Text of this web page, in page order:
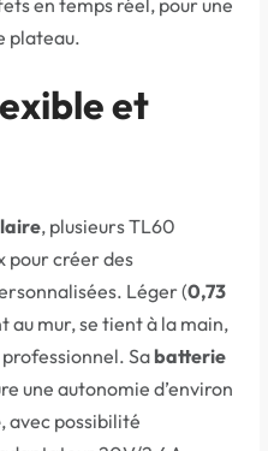
en temps réel, pour une
plateau.
et
, plusieurs TL60
pour créer des
Léger (0,73
au mur, se tient à la main,
professionnel. Sabatterie
une autonomie d’environ
, avec possibilité